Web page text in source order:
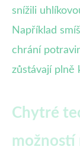
snížili
Například
chrání
zůstávají plně
Chytré
možností